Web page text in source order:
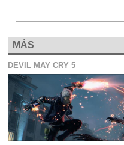
MÁS
DEVIL MAY CRY 5